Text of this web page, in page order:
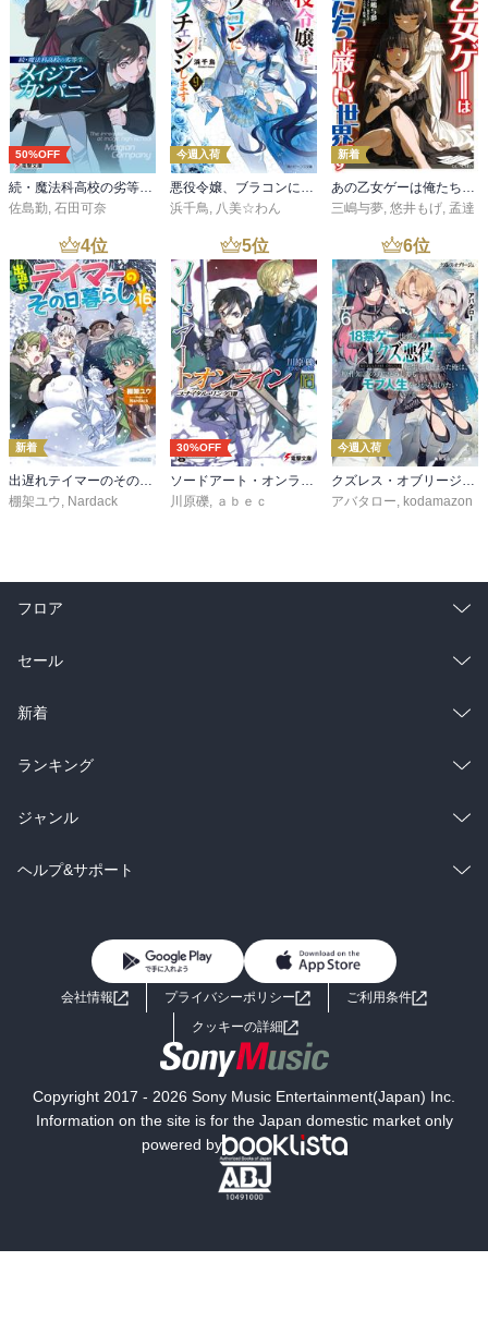
50%OFF
続・魔法科高校の劣等生 メイジアン・カンパニー(11)
佐島勤, 石田可奈
今週入荷
悪役令嬢、ブラコンにジョブチェンジします９【電子特典付き】
浜千鳥, 八美☆わん
新着
あの乙女ゲーは俺たちに厳しい世界です 6
三嶋与夢, 悠井もげ, 孟達
4位
新着
出遅れテイマーのその日暮らし 16
棚架ユウ, Nardack
5位
30%OFF
ソードアート・オンライン29 ユナイタル・リングVIII
川原礫, ａｂｅｃ
6位
今週入荷
クズレス・オブリージュ６ 18禁ゲー世界のクズ悪役に転生してしまった俺は、原作知識の力でどうしてもモブ人生をつかみ取りたい【電子特別版】
アバタロー, kodamazon
フロア
総合
ラノベ
雑誌・グラビア
BL・TL
セール
総合
ラノベ
雑誌・グラビア
BL・TL
新着
総合
ラノベ
雑誌・グラビア
ランキング
総合
ラノベ
ジャンル
コミック
ライトノベル 男子向けラノベ
小説
海外小説
ミステリー SF
文学
ヘルプ&サポート
よくあるご質問 お問い合わせ
会社情報 プライバシーポリシー
ご利用条件
クッキーの詳細
Copyright 2017 - 2026 Sony Music Entertainment(Japan) Inc.
Information on the site is for the Japan domestic market only
powered by